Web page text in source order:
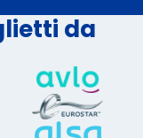
da